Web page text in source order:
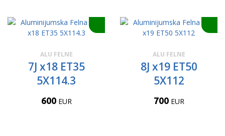
ALU FELNE
7J x18 ET35
5X114.3
600 EUR
ALU FELNE
8J x19 ET50
5X112
700 EUR